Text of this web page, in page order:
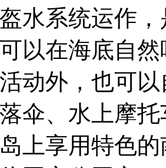
水系统运作
以在海底自
动外，也可
伞、水上摩
上享用特色